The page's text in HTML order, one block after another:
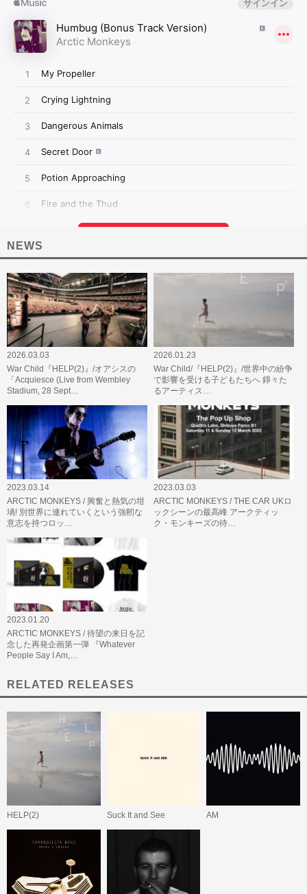
NEWS
2026.03.03
War Child『HELP(2)』/オアシスの
「Acquiesce (Live from Wembley
Stadium, 28 Sept…
2026.01.23
War Child/『HELP(2)』/世界中の紛争
で影響を受ける子どもたちへ 錚々た
るアーティス…
2023.03.14
ARCTIC MONKEYS / 興奮と熱気の坩
堝! 別世界に連れていくという強靭な
意志を持つロッ…
2023.03.03
ARCTIC MONKEYS / THE CAR UKロ
ックシーンの最高峰 アークティッ
ク・モンキーズの待…
2023.01.20
ARCTIC MONKEYS / 待望の来日を記
念した再発企画第一弾 『Whatever
People Say I Am,…
RELATED RELEASES
HELP(2) Suck It and See AM